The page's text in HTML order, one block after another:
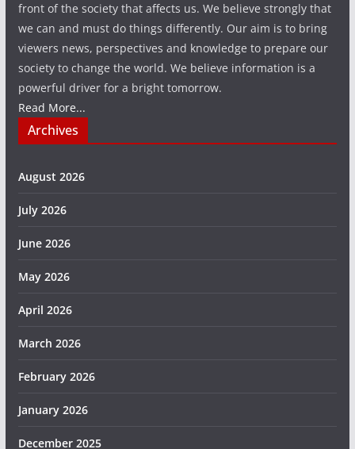
front of the society that affects us. We believe strongly that
we can and must do things differently. Our aim is to bring
viewers news, perspectives and knowledge to prepare our
society to change the world. We believe information is a
powerful driver for a bright tomorrow.
Read More...
Archives
August 2026
July 2026
June 2026
May 2026
April 2026
March 2026
February 2026
January 2026
December 2025